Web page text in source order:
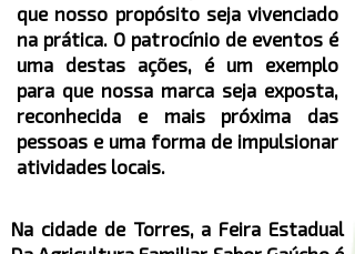
que nosso propósito seja vivenciado
na prática. O patrocínio de eventos é
uma destas ações, é um exemplo
para que nossa marca seja exposta,
reconhecida e mais próxima das
pessoas e uma forma de impulsionar
atividades locais.
Na cidade de Torres, a Feira Estadual